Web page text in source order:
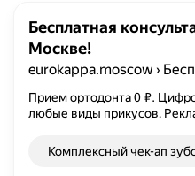
Бесплатная
Москве!
eurokappa.moscow ›
Прием ортодонта 0 ₽.
любые виды прикусов.
Комплексный чек-ап